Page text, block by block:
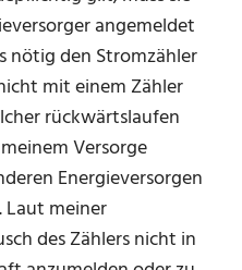
angemeldet
nötig den Stromzähler
mit einem Zähler
rückwärtslaufen
Versorge
Energieversorgen
Laut meiner
des Zählers nicht in